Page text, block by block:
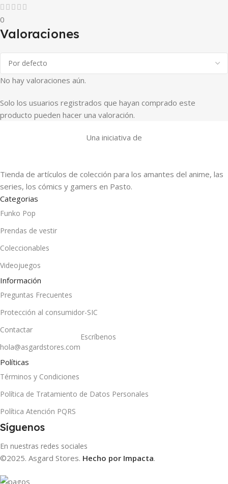
0
Valoraciones
No hay valoraciones aún.
Solo los usuarios registrados que hayan comprado este
producto pueden hacer una valoración.
Una iniciativa de
Tienda de artículos de colección para los amantes del anime, las
series, los cómics y gamers en Pasto.
Categorias
Funko Pop
Prendas de vestir
Coleccionables
Videojuegos
Información
Preguntas Frecuentes
Protección al consumidor-SIC
Contactar
hola@asgardstores.com
Escríbenos
Políticas
Términos y Condiciones
Política de Tratamiento de Datos Personales
Política Atención PQRS
Síguenos
En nuestras redes sociales
©2025. Asgard Stores. Hecho por Impacta.